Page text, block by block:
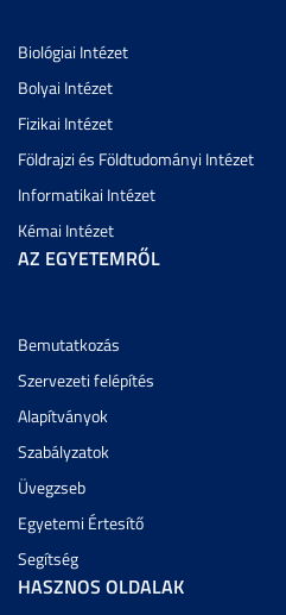
Biológiai Intézet
Bolyai Intézet
Fizikai Intézet
Földrajzi és Földtudományi Intézet
Informatikai Intézet
Kémai Intézet
AZ EGYETEMRŐL
Bemutatkozás
Szervezeti felépítés
Alapítványok
Szabályzatok
Üvegzseb
Egyetemi Értesítő
Segítség
HASZNOS OLDALAK